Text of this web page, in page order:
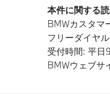
本件に関する
BMWカスタマ
フリーダイヤ
受付時間: 平
BMWウェブサ